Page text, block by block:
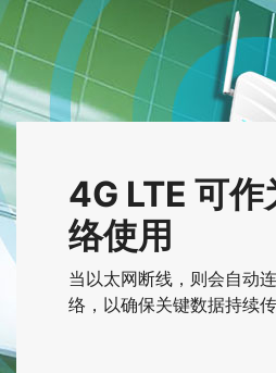
4G LTE 可作
络使用
当以太网断线，则会自动
络，以确保关键数据持续传